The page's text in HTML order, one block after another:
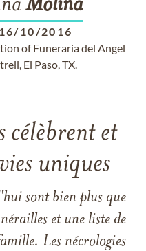
Molina
16/10/2016
of Funeraria del Angel
El Paso, TX.
célèbrent et
uniques
sont bien plus que
et une liste de
Les nécrologies